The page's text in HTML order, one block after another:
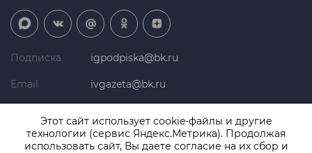
Подписка igpodpiska@bk.ru
Email ivgazeta@bk.ru
Телефон +7 (4932) 41-94-81
Этот сайт использует cookie-файлы и другие
технологии (сервис Яндекс.Метрика). Продолжая
использовать сайт, Вы даете согласие на их сбор и